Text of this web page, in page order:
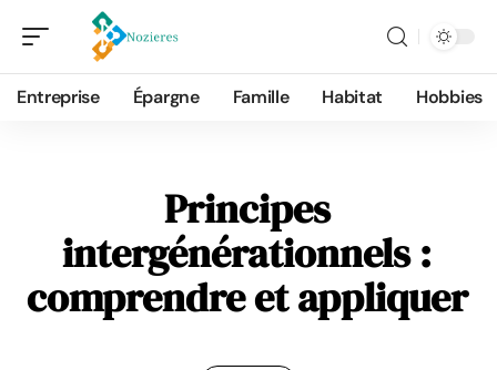
Entreprise Épargne Famille Habitat Hobbies
Principes
intergénérationnels :
comprendre et appliquer